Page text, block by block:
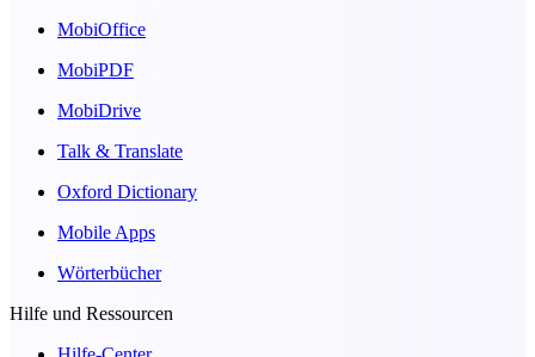
MobiOffice
MobiPDF
MobiDrive
Talk & Translate
Oxford Dictionary
Mobile Apps
Wörterbücher
Hilfe und Ressourcen